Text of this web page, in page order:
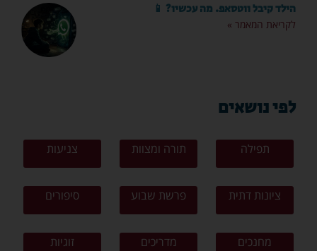
הילד קיבל ווטסאפ. מה עכשיו? 📱
לקריאת המאמר »
לפי נושאים
תפילה תורה ומצוות צניעות
ציונות דתית פרשת שבוע סיפורים
מחנכים מדריכים זוגיות